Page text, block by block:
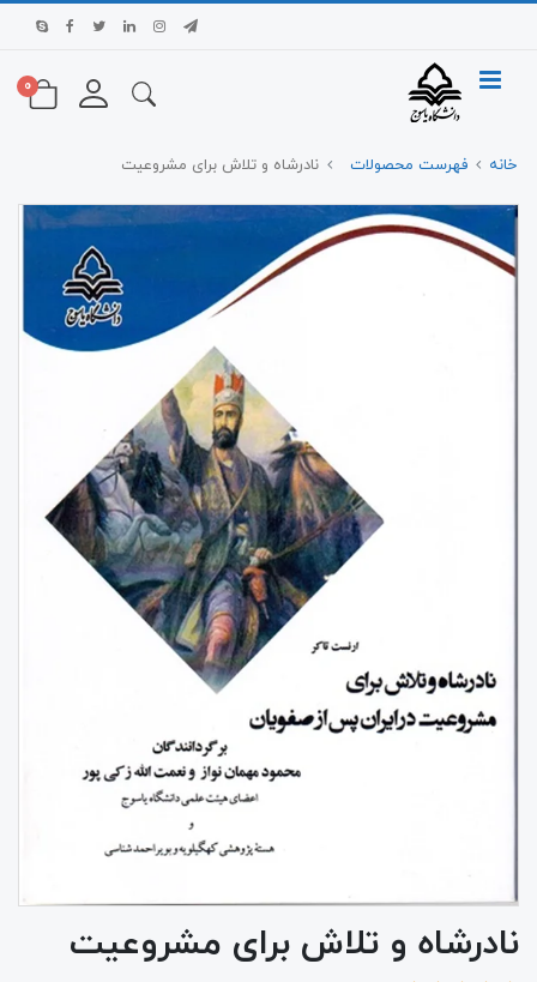
0
خانه فهرست محصولات نادرشاه و تلاش برای مشروعیت
نادرشاه و تلاش برای مشروعیت